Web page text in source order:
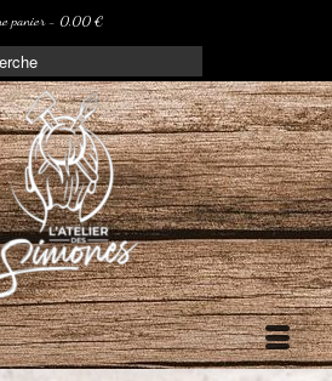
panier- 0,00 €
: